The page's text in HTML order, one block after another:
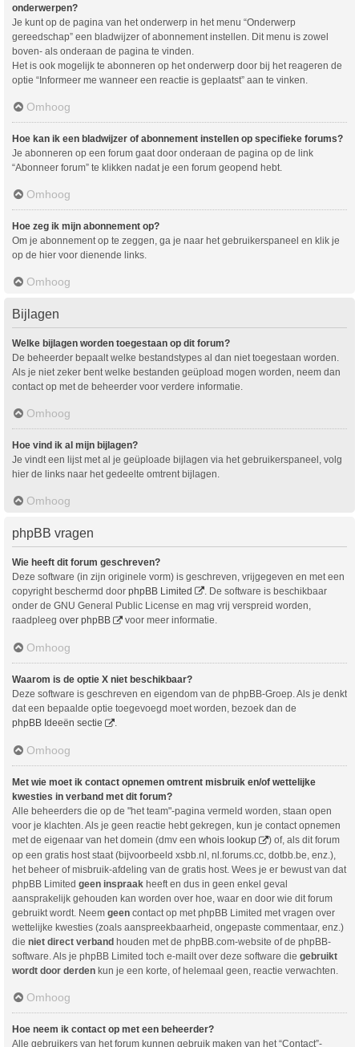
onderwerpen?
Je kunt op de pagina van het onderwerp in het menu “Onderwerp
gereedschap” een bladwijzer of abonnement instellen. Dit menu is zowel
boven- als onderaan de pagina te vinden.
Het is ook mogelijk te abonneren op het onderwerp door bij het reageren de
optie “Informeer me wanneer een reactie is geplaatst” aan te vinken.
Omhoog
Hoe kan ik een bladwijzer of abonnement instellen op specifieke forums?
Je abonneren op een forum gaat door onderaan de pagina op de link
“Abonneer forum” te klikken nadat je een forum geopend hebt.
Omhoog
Hoe zeg ik mijn abonnement op?
Om je abonnement op te zeggen, ga je naar het gebruikerspaneel en klik je
op de hier voor dienende links.
Omhoog
Bijlagen
Welke bijlagen worden toegestaan op dit forum?
De beheerder bepaalt welke bestandstypes al dan niet toegestaan worden.
Als je niet zeker bent welke bestanden geüpload mogen worden, neem dan
contact op met de beheerder voor verdere informatie.
Omhoog
Hoe vind ik al mijn bijlagen?
Je vindt een lijst met al je geüploade bijlagen via het gebruikerspaneel, volg
hier de links naar het gedeelte omtrent bijlagen.
Omhoog
phpBB vragen
Wie heeft dit forum geschreven?
Deze software (in zijn originele vorm) is geschreven, vrijgegeven en met een
copyright beschermd door phpBB Limited
. De software is beschikbaar
onder de GNU General Public License en mag vrij verspreid worden,
raadpleeg over phpBB voor meer informatie.
Omhoog
Waarom is de optie X niet beschikbaar?
Deze software is geschreven en eigendom van de phpBB-Groep. Als je denkt
dat een bepaalde optie toegevoegd moet worden, bezoek dan de
phpBB Ideeën sectie
.
Omhoog
Met wie moet ik contact opnemen omtrent misbruik en/of wettelijke
kwesties in verband met dit forum?
Alle beheerders die op de "het team"-pagina vermeld worden, staan open
voor je klachten. Als je geen reactie hebt gekregen, kun je contact opnemen
met de eigenaar van het domein (dmv een whois lookup
) of, als dit forum
op een gratis host staat (bijvoorbeeld xsbb.nl, nl.forums.cc, dotbb.be, enz.),
het beheer of misbruik-afdeling van de gratis host. Wees je er bewust van dat
phpBB Limited geen inspraak heeft en dus in geen enkel geval
aansprakelijk gehouden kan worden over hoe, waar en door wie dit forum
gebruikt wordt. Neem geen contact op met phpBB Limited met vragen over
wettelijke kwesties (zoals aanspreekbaarheid, ongepaste commentaar, enz.)
die niet direct verband houden met de phpBB.com-website of de phpBB-
software. Als je phpBB Limited toch e-mailt over deze software die gebruikt
wordt door derden kun je een korte, of helemaal geen, reactie verwachten.
Omhoog
Hoe neem ik contact op met een beheerder?
Alle gebruikers van het forum kunnen gebruik maken van het “Contact”-